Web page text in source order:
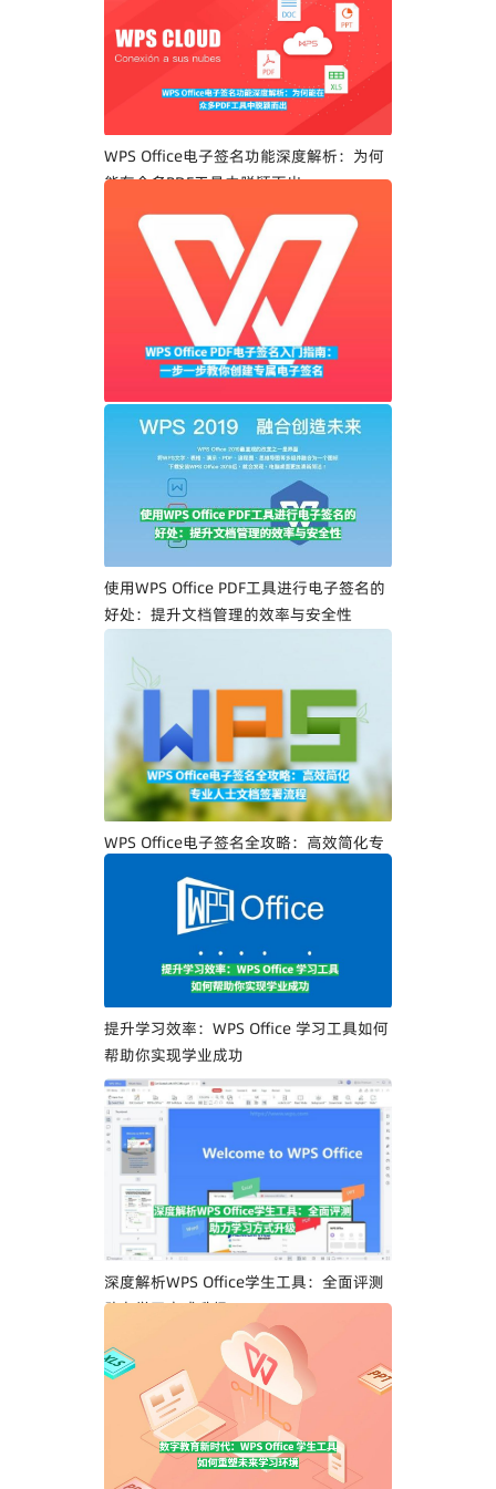
WPS Office电子签名功能深度解析：为何
能在众多PDF工具中脱颖而出
WPS Office PDF电子签名入门指南：一步
一步教你创建专属电子签名
使用WPS Office PDF工具进行电子签名的
好处：提升文档管理的效率与安全性
WPS Office电子签名全攻略：高效简化专
提升学习效率：WPS Office 学习工具如何
帮助你实现学业成功
深度解析WPS Office学生工具：全面评测
助力学习方式升级